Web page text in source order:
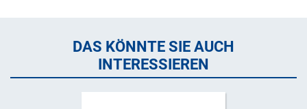
DAS KÖNNTE SIE AUCH
INTERESSIEREN